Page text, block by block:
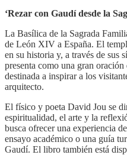
‘Rezar con Gaudí desde la
La Basílica de la Sagrada
de León XIV a España. El
en su historia y, a través de sus
presenta como una gran
destinada a inspirar a los
arquitecto.
El físico y poeta David Jou se
espiritualidad, el arte y la
busca ofrecer una experiencia de
ensayo académico o una guía
Gaudí. El libro también está